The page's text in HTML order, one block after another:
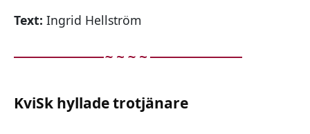
Text: Ingrid Hellström
KviSk hyllade trotjänare